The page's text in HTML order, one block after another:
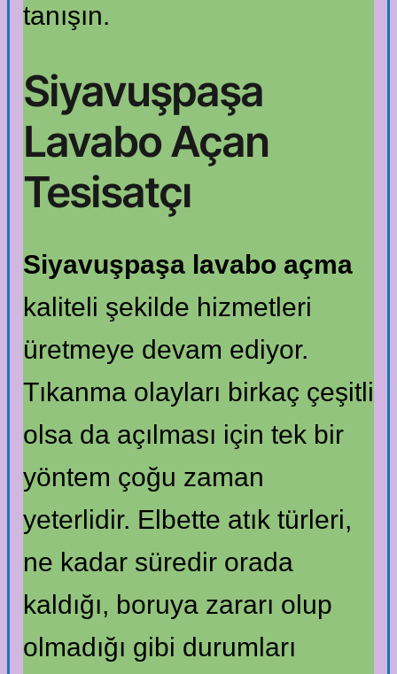
tanışın.
Siyavuşpaşa
Lavabo Açan
Tesisatçı
Siyavuşpaşa lavabo açma
kaliteli şekilde hizmetleri
üretmeye devam ediyor.
Tıkanma olayları birkaç çeşitli
olsa da açılması için tek bir
yöntem çoğu zaman
yeterlidir. Elbette atık türleri,
ne kadar süredir orada
kaldığı, boruya zararı olup
olmadığı gibi durumları